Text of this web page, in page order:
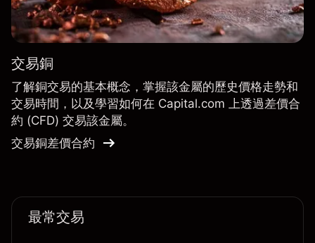
交易銅
了解銅交易的基本概念，掌握該金屬的歷史價格走勢和
交易時間，以及學習如何在 Capital.com 上透過差價合
約 (CFD) 交易該金屬。
交易銅差價合約
最常交易